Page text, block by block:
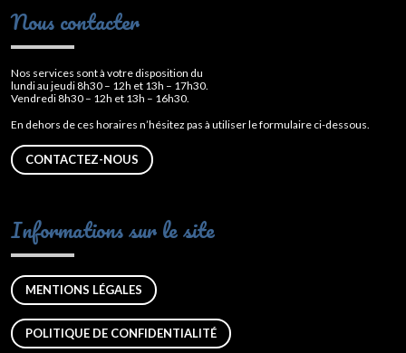
Nous contacter
Nos services sont à votre disposition du
lundi au jeudi 8h30 – 12h et 13h – 17h30.
Vendredi 8h30 – 12h et 13h – 16h30.
En dehors de ces horaires n’hésitez pas à utiliser le formulaire ci-dessous.
CONTACTEZ-NOUS
Informations sur le site
MENTIONS LÉGALES
POLITIQUE DE CONFIDENTIALITÉ